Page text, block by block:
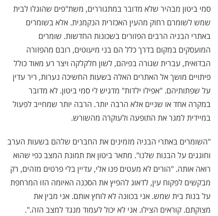
סמי ביטון מבהיר שלא מדובר במתגוררים, משת"פים שהוגלו לבית
שמש לשומרם רחוק מהעין האכזרית הנקמנית. אלא בשומרים
באתרי הבניה הרבים הפזורים בשכונות החדשות. שומרים
המועסקים במקום בדרך כלל הם בני מיעוטים, רובם מהפזורה
הבדואית, עברית שגורה בפיהם, לשון חלקלקה ויצר רע מאוד כולל
פיתויים מושך אל האתרים האלה בשעות החשיכה נערות, ריר עדין
על שפתותיהם. "אפילו ילדות" מדגיש לי סמי ביטון. לא מדובר
במקרה אחד או שניים אלא הרבה יותר. הרבה יותר שמחייב לפעול
במיידית למגר את התופעה ולעוקרה מהשורש.
"השומרים באתרי הבניה מזמינים את החברים שלהם בשעות הערב
וחוגגים על הבנות שלנו". מתאר ביטון את תמונת המצב כפי שהוא
רואה אותה. "הורים לא מעטים פנו אלי, עדיין בלי פרטים מזהים, רק
מבקשים לפקוח עין, לדאוג להפיץ את הסכנה האיומה הזו המרחפת
על בנות בית שמש. אני בכוונה לא לוחץ אותם. אני מבין את
מצוקתם. קוראים הצילו. אני לא יכול לעמוד מנגד למצב הזה.".